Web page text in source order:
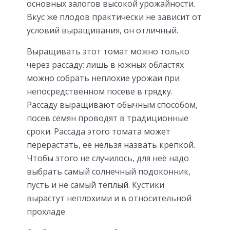
основных залогов высокой урожайности.
Вкус же плодов практически не зависит от
условий выращивания, он отличный.
Выращивать этот томат можно только
через рассаду: лишь в южных областях
можно собрать неплохие урожаи при
непосредственном посеве в грядку.
Рассаду выращивают обычным способом,
посев семян проводят в традиционные
сроки. Рассада этого томата может
перерастать, её нельзя назвать крепкой.
Чтобы этого не случилось, для неё надо
выбрать самый солнечный подоконник,
пусть и не самый тёплый. Кустики
вырастут неплохими и в относительной
прохладе